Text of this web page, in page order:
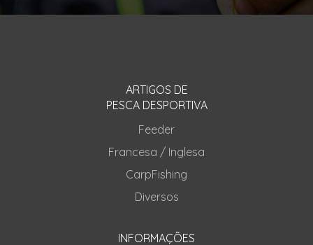
ARTIGOS DE
PESCA DESPORTIVA
Feeder
Francesa / Inglesa
CarpFishing
Diversos
INFORMAÇÕES